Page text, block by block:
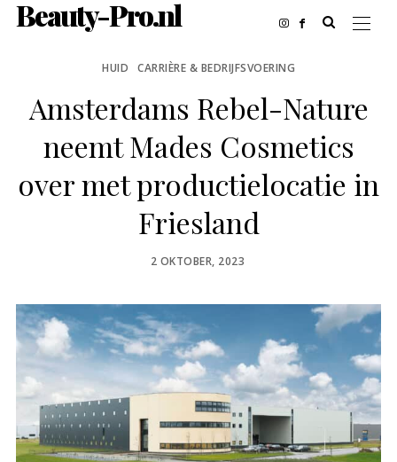
Beauty-Pro.nl
HUID CARRIÈRE & BEDRIJFSVOERING
Amsterdams Rebel-Nature
neemt Mades Cosmetics
over met productielocatie in
Friesland
POSTED
2 OKTOBER, 2023